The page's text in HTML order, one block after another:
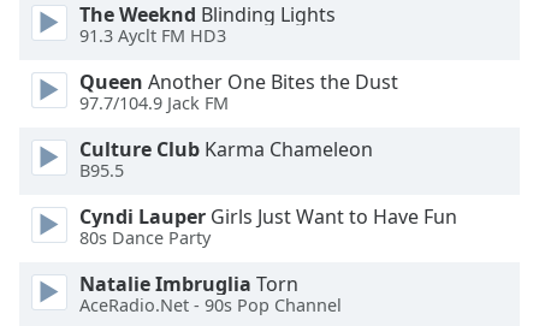
Caption
Background
Color
Opacity
Font
Size
The Weeknd Blinding Lights
91.3 Ayclt FM HD3
Queen Another One Bites the Dust
97.7/104.9 Jack FM
Culture Club Karma Chameleon
B95.5
Cyndi Lauper Girls Just Want to Have Fun
80s Dance Party
Natalie Imbruglia Torn
AceRadio.Net - 90s Pop Channel